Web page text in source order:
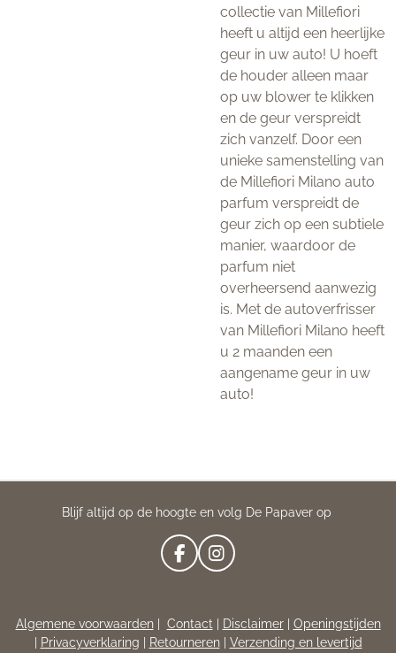
collectie van Millefiori
heeft u altijd een heerlijke
geur in uw auto! U hoeft
de houder alleen maar
op uw blower te klikken
en de geur verspreidt
zich vanzelf. Door een
unieke samenstelling van
de Millefiori Milano auto
parfum verspreidt de
geur zich op een subtiele
manier, waardoor de
parfum niet
overheersend aanwezig
is. Met de autoverfrisser
van Millefiori Milano heeft
u 2 maanden een
aangename geur in uw
auto!
Blijf altijd op de hoogte en volg De Papaver op
F
A
B
O
I
N
A
G
Algemene voorwaarden| Contact| Disclaimer| Openingstijden
Privacyverklaring Retourneren| Verzending en levertijd